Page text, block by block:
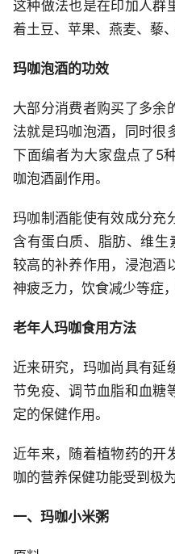
这种做法也是在印加人群
着土豆、苹果、燕麦、藜
玛咖泡酒的功效
大部分消费者购买了多余
法就是玛咖泡酒，同时很
下面编者为大家盘点了5
咖泡酒副作用。
玛咖制酒能使有效成分充
含有蛋白质、脂肪、维
较高的补养作用，浸泡酒
神疲乏力，饮食减少等症
老年人玛咖食用方法
近来研究，玛咖尚具有延
节免疫、调节血脂和血糖
定的保健作用。
近年来，随着植物药的开
咖的营养保健功能受到极
一、玛咖小米粥